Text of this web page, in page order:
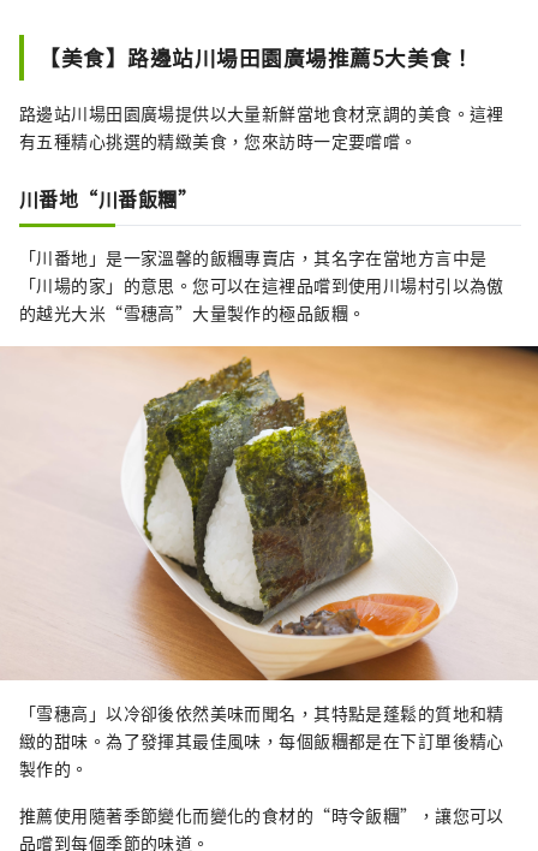
【美食】路邊站川場田園廣場推薦5大美食！
路邊站川場田園廣場提供以大量新鮮當地食材烹調的美食。這裡
有五種精心挑選的精緻美食，您來訪時一定要嚐嚐。
川番地“川番飯糰”
「川番地」是一家溫馨的飯糰專賣店，其名字在當地方言中是
「川場的家」的意思。您可以在這裡品嚐到使用川場村引以為傲
的越光大米“雪穗高”大量製作的極品飯糰。
「雪穗高」以冷卻後依然美味而聞名，其特點是蓬鬆的質地和精
緻的甜味。為了發揮其最佳風味，每個飯糰都是在下訂單後精心
製作的。
推薦使用隨著季節變化而變化的食材的“時令飯糰”，讓您可以
品嚐到每個季節的味道。